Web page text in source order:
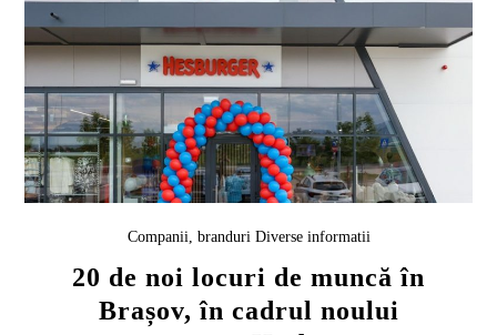
Companii, branduri Diverse informatii
20 de noi locuri de muncă în
Brașov, în cadrul noului